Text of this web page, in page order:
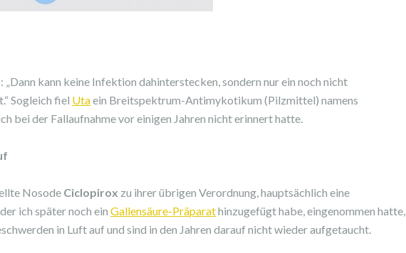
„Dann kann keine Infektion dahinterstecken, sondern nur ein noch nicht
Sogleich fiel Utaein Breitspektrum-Antimykotikum (Pilzmittel) namens
bei der Fallaufnahme vor einigen Jahren nicht erinnert hatte.
Nosode Ciclopirox zu ihrer übrigen Verordnung, hauptsächlich eine
ich später noch ein Gallensäure-Präparathinzugefügt habe, eingenommen hatte,
in Luft auf und sind in den Jahren darauf nicht wieder aufgetaucht.